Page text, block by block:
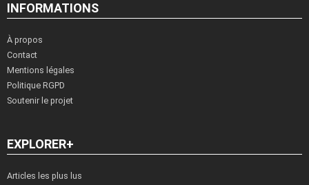
INFORMATIONS
À propos
Contact
Mentions légales
Politique RGPD
Soutenir le projet
EXPLORER+
Articles les plus lus